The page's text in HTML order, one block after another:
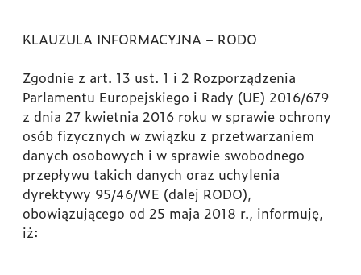
KLAUZULA INFORMACYJNA – RODO
Zgodnie z art. 13 ust. 1 i 2 Rozporządzenia
Parlamentu Europejskiego i Rady (UE) 2016/679
z dnia 27 kwietnia 2016 roku w sprawie ochrony
osób fizycznych w związku z przetwarzaniem
danych osobowych i w sprawie swobodnego
przepływu takich danych oraz uchylenia
dyrektywy 95/46/WE (dalej RODO),
obowiązującego od 25 maja 2018 r., informuję,
iż: